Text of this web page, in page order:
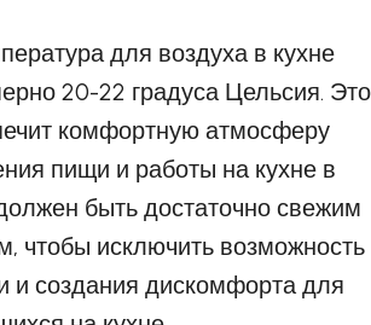
для воздуха в кухне
20-22 градуса Цельсия. Это
комфортную атмосферу
пищи и работы на кухне в
быть достаточно свежим
чтобы исключить возможность
и создания дискомфорта для